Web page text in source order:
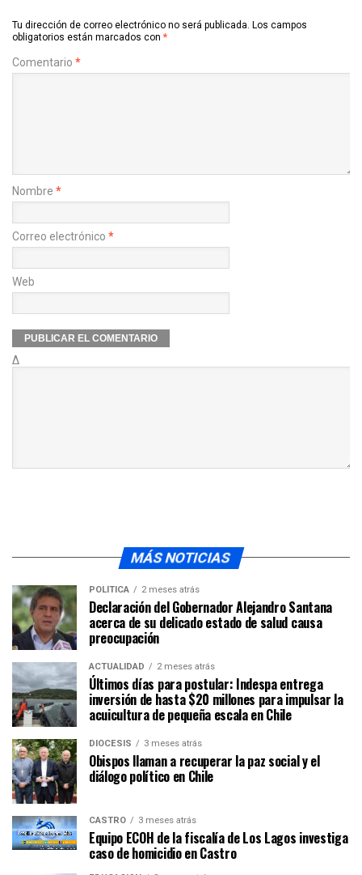
Tu dirección de correo electrónico no será publicada. Los campos
obligatorios están marcados con *
Comentario *
Nombre *
Correo electrónico *
Web
Δ
MÁS NOTICIAS
POLÍTICA 2 meses atrás
Declaración del Gobernador Alejandro Santana
acerca de su delicado estado de salud causa
preocupación
ACTUALIDAD 2 meses atrás
Últimos días para postular: Indespa entrega
inversión de hasta $20 millones para impulsar la
acuicultura de pequeña escala en Chile
DIÓCESIS 3 meses atrás
Obispos llaman a recuperar la paz social y el
diálogo político en Chile
CASTRO 3 meses atrás
Equipo ECOH de la fiscalía de Los Lagos investiga
caso de homicidio en Castro